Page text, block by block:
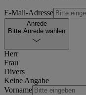
E-Mail-Adresse
Anrede
Bitte Anrede wählen
Herr
Frau
Divers
Keine Angabe
Vorname